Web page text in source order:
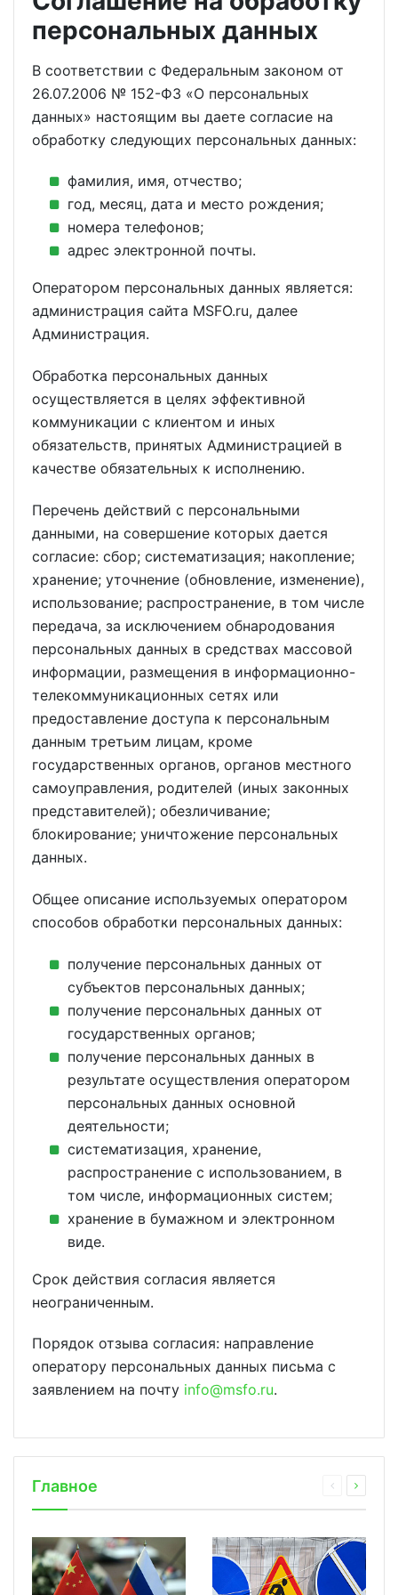
персональных данных
В соответствии с Федеральным законом от
26.07.2006 № 152-ФЗ «О персональных
данных» настоящим вы даете согласие на
обработку следующих персональных данных:
фамилия, имя, отчество;
год, месяц, дата и место рождения;
номера телефонов;
адрес электронной почты.
Оператором персональных данных является:
администрация сайта MSFO.ru, далее
Администрация.
Обработка персональных данных
осуществляется в целях эффективной
коммуникации с клиентом и иных
обязательств, принятых Администрацией в
качестве обязательных к исполнению.
Перечень действий с персональными
данными, на совершение которых дается
согласие: сбор; систематизация; накопление;
хранение; уточнение (обновление, изменение),
использование; распространение, в том числе
передача, за исключением обнародования
персональных данных в средствах массовой
информации, размещения в информационно-
телекоммуникационных сетях или
предоставление доступа к персональным
данным третьим лицам, кроме
государственных органов, органов местного
самоуправления, родителей (иных законных
представителей); обезличивание;
блокирование; уничтожение персональных
данных.
Общее описание используемых оператором
способов обработки персональных данных:
получение персональных данных от
субъектов персональных данных;
получение персональных данных от
государственных органов;
получение персональных данных в
результате осуществления оператором
персональных данных основной
деятельности;
систематизация, хранение,
распространение с использованием, в
том числе, информационных систем;
хранение в бумажном и электронном
виде.
Срок действия согласия является
неограниченным.
Порядок отзыва согласия: направление
оператору персональных данных письма с
заявлением на почту info@msfo.ru.
Главное